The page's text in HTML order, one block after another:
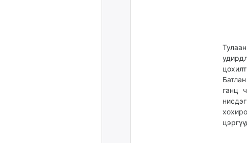
ганц